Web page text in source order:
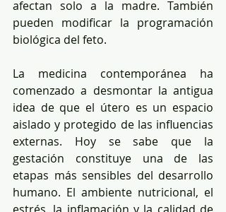
afectan solo a la madre. También
pueden modificar la programación
biológica del feto.
La medicina contemporánea ha
comenzado a desmontar la antigua
idea de que el útero es un espacio
aislado y protegido de las influencias
externas. Hoy se sabe que la
gestación constituye una de las
etapas más sensibles del desarrollo
humano. El ambiente nutricional, el